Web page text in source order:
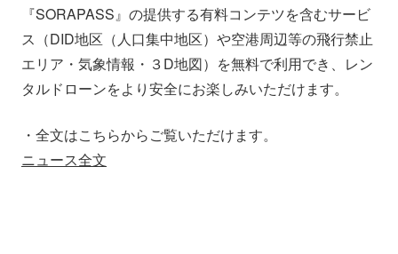
『SORAPASS』の提供する有料コンテツを含むサービ
ス（DID地区（人口集中地区）や空港周辺等の飛行禁止
エリア・気象情報・３D地図）を無料で利用でき、レン
タルドローンをより安全にお楽しみいただけます。
・全文はこちらからご覧いただけます。
ニュース全文